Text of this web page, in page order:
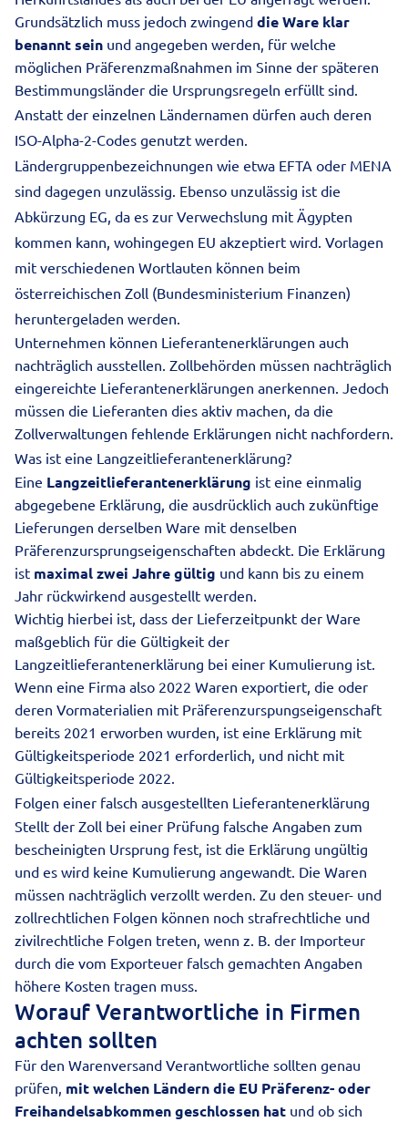
Grundsätzlich muss jedoch zwingend die Ware klar
benannt sein und angegeben werden, für welche
möglichen Präferenzmaßnahmen im Sinne der späteren
Bestimmungsländer die Ursprungsregeln erfüllt sind.
Anstatt der einzelnen Ländernamen dürfen auch deren
ISO-Alpha-2-Codes genutzt werden.
Ländergruppenbezeichnungen wie etwa EFTA oder MENA
sind dagegen unzulässig. Ebenso unzulässig ist die
Abkürzung EG, da es zur Verwechslung mit Ägypten
kommen kann, wohingegen EU akzeptiert wird. Vorlagen
mit verschiedenen Wortlauten können beim
österreichischen Zoll (Bundesministerium Finanzen)
heruntergeladen werden.
Unternehmen können Lieferantenerklärungen auch
nachträglich ausstellen. Zollbehörden müssen nachträglich
eingereichte Lieferantenerklärungen anerkennen. Jedoch
müssen die Lieferanten dies aktiv machen, da die
Zollverwaltungen fehlende Erklärungen nicht nachfordern.
Was ist eine Langzeitlieferantenerklärung?
Eine Langzeitlieferantenerklärung ist eine einmalig
abgegebene Erklärung, die ausdrücklich auch zukünftige
Lieferungen derselben Ware mit denselben
Präferenzursprungseigenschaften abdeckt. Die Erklärung
ist maximal zwei Jahre gültig und kann bis zu einem
Jahr rückwirkend ausgestellt werden.
Wichtig hierbei ist, dass der Lieferzeitpunkt der Ware
maßgeblich für die Gültigkeit der
Langzeitlieferantenerklärung bei einer Kumulierung ist.
Wenn eine Firma also 2022 Waren exportiert, die oder
deren Vormaterialien mit Präferenzurspungseigenschaft
bereits 2021 erworben wurden, ist eine Erklärung mit
Gültigkeitsperiode 2021 erforderlich, und nicht mit
Gültigkeitsperiode 2022.
Folgen einer falsch ausgestellten Lieferantenerklärung
Stellt der Zoll bei einer Prüfung falsche Angaben zum
bescheinigten Ursprung fest, ist die Erklärung ungültig
und es wird keine Kumulierung angewandt. Die Waren
müssen nachträglich verzollt werden. Zu den steuer- und
zollrechtlichen Folgen können noch strafrechtliche und
zivilrechtliche Folgen treten, wenn z. B. der Importeur
durch die vom Exporteuer falsch gemachten Angaben
höhere Kosten tragen muss.
Worauf Verantwortliche in Firmen
achten sollten
Für den Warenversand Verantwortliche sollten genau
prüfen, mit welchen Ländern die EU Präferenz- oder
Freihandelsabkommen geschlossen hat und ob sich